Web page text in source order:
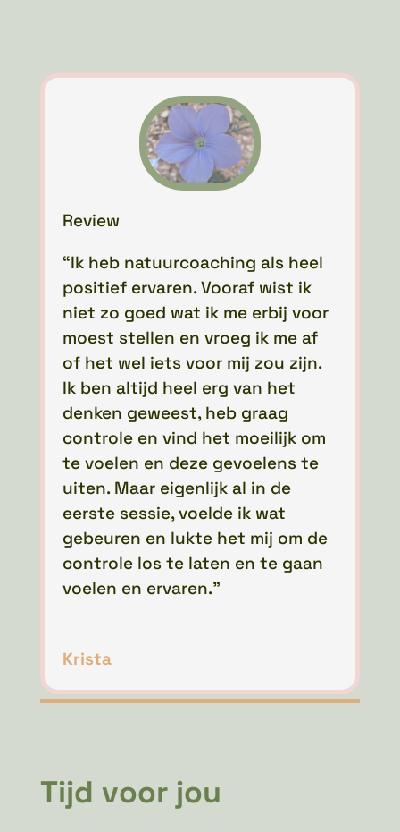
Review
“Ik heb natuurcoaching als heel
positief ervaren. Vooraf wist ik
niet zo goed wat ik me erbij voor
moest stellen en vroeg ik me af
of het wel iets voor mij zou zijn.
Ik ben altijd heel erg van het
denken geweest, heb graag
controle en vind het moeilijk om
te voelen en deze gevoelens te
uiten. Maar eigenlijk al in de
eerste sessie, voelde ik wat
gebeuren en lukte het mij om de
controle los te laten en te gaan
voelen en ervaren.”
Krista
Tijd voor jou